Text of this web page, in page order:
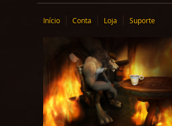
Início Conta Loja Suporte